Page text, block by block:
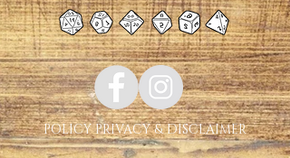
POLICY PRIVACY & DISCLAIMER